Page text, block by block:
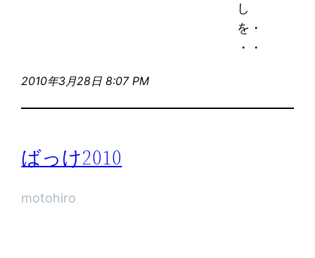
し
を・
・・
2010年3月28日 8:07 PM
ばっけ2010
motohiro